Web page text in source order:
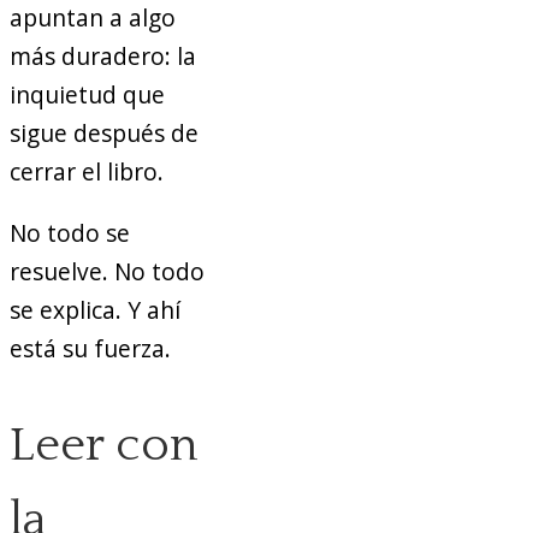
apuntan a algo
más duradero: la
inquietud que
sigue después de
cerrar el libro.
No todo se
resuelve. No todo
se explica. Y ahí
está su fuerza.
Leer con
la